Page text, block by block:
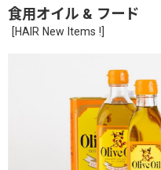
食用オイル & フード
[HAIR New Items !